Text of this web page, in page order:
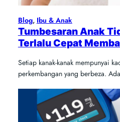
Blog, Ibu & Anak
Tumbesaran Anak
Terlalu Cepat
Setiap kanak-kanak mempunyai
perkembangan yang berbeza.